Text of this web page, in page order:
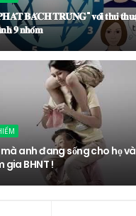
𝐁𝐀́𝐂𝐇 𝐓𝐑𝐔́𝐍𝐆" 𝐯𝐨̛́𝐢 𝐭𝐡𝐮̉
𝟗 𝐧𝐡𝐨́𝐦
anh đang sống cho họ
BHNT !